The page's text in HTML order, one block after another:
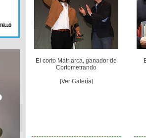
El corto Matriarca, ganador de
Cortometrando
[Ver Galería]